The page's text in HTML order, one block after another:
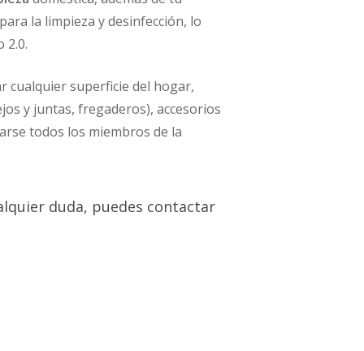
la limpieza y desinfección, lo
2.0.
cualquier superficie del hogar,
y juntas, fregaderos), accesorios
todos los miembros de la
duda, puedes contactar